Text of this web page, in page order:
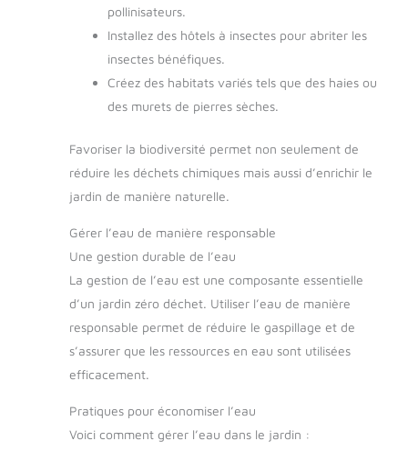
pollinisateurs.
Installez des hôtels à insectes pour abriter les
insectes bénéfiques.
Créez des habitats variés tels que des haies ou
des murets de pierres sèches.
Favoriser la biodiversité permet non seulement de
réduire les déchets chimiques mais aussi d’enrichir le
jardin de manière naturelle.
Gérer l’eau de manière responsable
Une gestion durable de l’eau
La gestion de l’eau est une composante essentielle
d’un jardin zéro déchet. Utiliser l’eau de manière
responsable permet de réduire le gaspillage et de
s’assurer que les ressources en eau sont utilisées
efficacement.
Pratiques pour économiser l’eau
Voici comment gérer l’eau dans le jardin :